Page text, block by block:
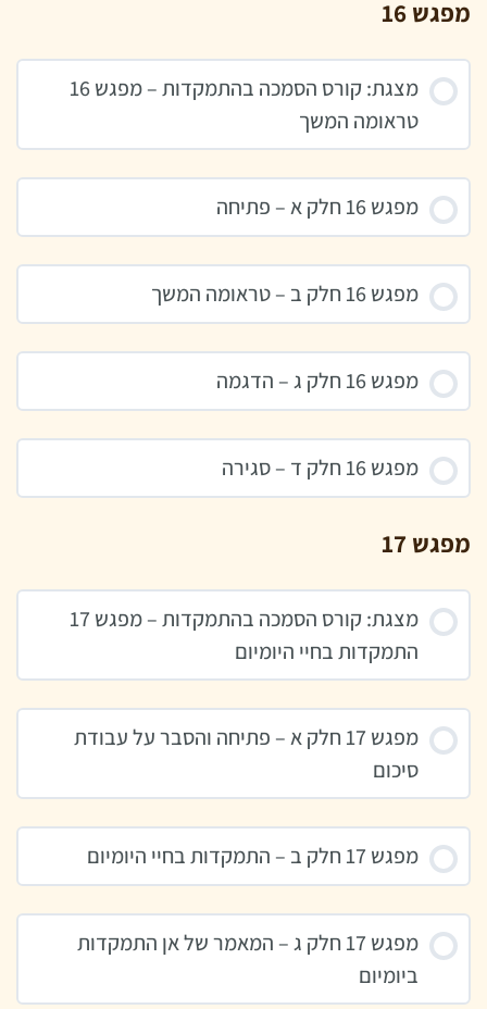
מפגש 16
מצגת: קורס הסמכה בהתמקדות – מפגש 16
טראומה המשך
מפגש 16 חלק א – פתיחה
מפגש 16 חלק ב – טראומה המשך
מפגש 16 חלק ג – הדגמה
מפגש 16 חלק ד – סגירה
מפגש 17
מצגת: קורס הסמכה בהתמקדות – מפגש 17
התמקדות בחיי היומיום
מפגש 17 חלק א – פתיחה והסבר על עבודת
סיכום
מפגש 17 חלק ב – התמקדות בחיי היומיום
מפגש 17 חלק ג – המאמר של אן התמקדות
ביומיום